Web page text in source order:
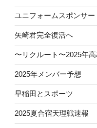
ユニフォームスポンサー
矢崎君完全復活へ
〜リクルート〜2025年
2025年メンバー予想
早稲田とスポーツ
2025夏合宿天理戦速報